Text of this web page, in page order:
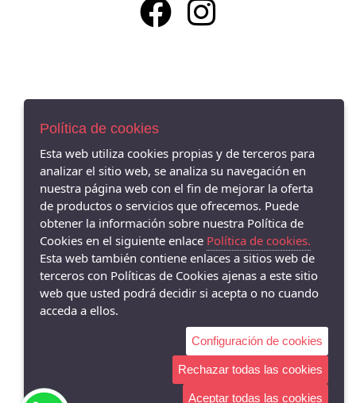
Política de cookies
Esta web utiliza cookies propias y de terceros para
analizar el sitio web, se analiza su navegación en
nuestra página web con el fin de mejorar la oferta
de productos o servicios que ofrecemos. Puede
obtener la información sobre nuestra Política de
Cookies en el siguiente enlace Política de cookies.
Esta web también contiene enlaces a sitios web de
terceros con Políticas de Cookies ajenas a este sitio
web que usted podrá decidir si acepta o no cuando
acceda a ellos.
Configuración de cookies
Rechazar todas las cookies
Aceptar todas las cookies